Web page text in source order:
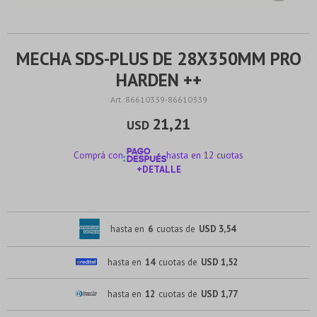
MECHA SDS-PLUS DE 28X350MM PRO
HARDEN ++
86610339-86610339
USD 21,21
Comprá con
hasta en 12 cuotas
+DETALLE
hasta en 6 cuotas de USD 3,54
hasta en 14 cuotas de USD 1,52
hasta en 12 cuotas de USD 1,77